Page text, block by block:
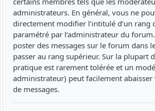
administrateurs. En général, vous ne
directement modifier l’intitulé d’un rang
paramétré par l’administrateur du
poster des messages sur le forum dans
passer au rang supérieur. Sur la plupart
pratique est rarement tolérée et un
administrateur) peut facilement
de messages.